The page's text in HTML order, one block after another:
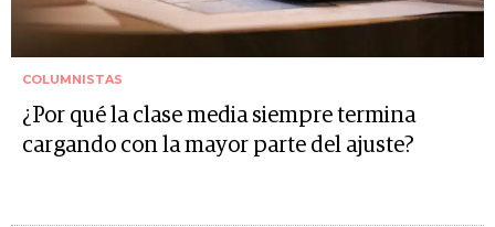
COLUMNISTAS
¿Por qué la clase media siempre termina
cargando con la mayor parte del ajuste?